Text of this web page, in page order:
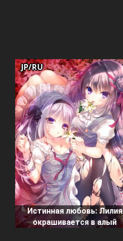
Истинная любовь: Лилия
окрашивается в алый
JP/RU